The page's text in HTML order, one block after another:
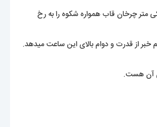
چرخان قاب همواره شکوه را به رخ
از قدرت و دوام بالای این ساعت میدهد.
آن هست.